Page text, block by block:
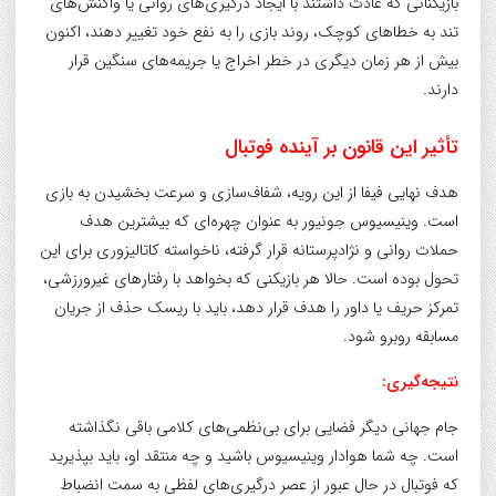
تند به خطاهای کوچک، روند بازی را به نفع خود تغییر دهند، اکنون
بیش از هر زمان دیگری در خطر اخراج یا جریمه‌های سنگین قرار
دارند.
تأثیر این قانون بر آینده فوتبال
هدف نهایی فیفا از این رویه، شفاف‌سازی و سرعت بخشیدن به بازی
است. وینیسیوس جونیور به عنوان چهره‌ای که بیشترین هدف
حملات روانی و نژادپرستانه قرار گرفته، ناخواسته کاتالیزوری برای این
تحول بوده است. حالا هر بازیکنی که بخواهد با رفتارهای غیرورزشی،
تمرکز حریف یا داور را هدف قرار دهد، باید با ریسک حذف از جریان
مسابقه روبرو شود.
نتیجه‌گیری:
جام جهانی دیگر فضایی برای بی‌نظمی‌های کلامی باقی نگذاشته
است. چه شما هوادار وینیسیوس باشید و چه منتقد او، باید بپذیرید
که فوتبال در حال عبور از عصر درگیری‌های لفظی به سمت انضباط